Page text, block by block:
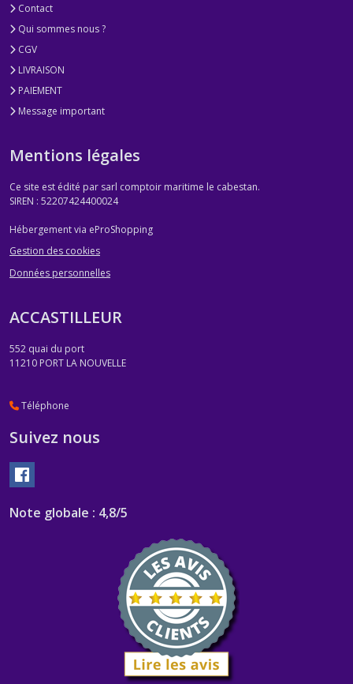
Contact
Qui sommes nous ?
CGV
LIVRAISON
PAIEMENT
Message important
Mentions légales
Ce site est édité par sarl comptoir maritime le cabestan.
SIREN : 52207424400024
Hébergement via eProShopping
Gestion des cookies
Données personnelles
ACCASTILLEUR
552 quai du port
11210 PORT LA NOUVELLE
Téléphone
Suivez nous
Note globale : 4,8/5